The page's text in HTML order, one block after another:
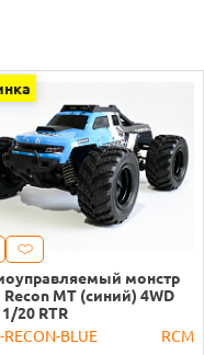
монстр
Recon MT (синий) 4WD
1/20 RTR
RECON-BLUE
RCM